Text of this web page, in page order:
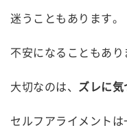
迷うこともあります。
不安になることもあり
大切なのは、 ズレに気
セルフアライメント